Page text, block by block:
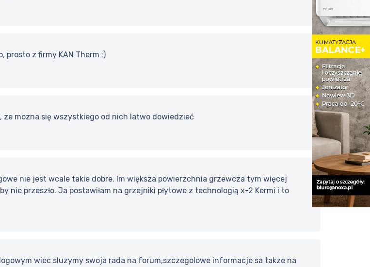
prosto z firmy KAN Therm ;)
ze mozna się wszystkiego od nich latwo dowiedzieć
nie jest wcale takie dobre. Im większa powierzchnia grzewcza tym więcej
nie przeszło. Ja postawiłam na grzejniki płytowe z technologią x-2 Kermi i to
wiec sluzymy swoja rada na forum,szczegolowe informacje sa takze na